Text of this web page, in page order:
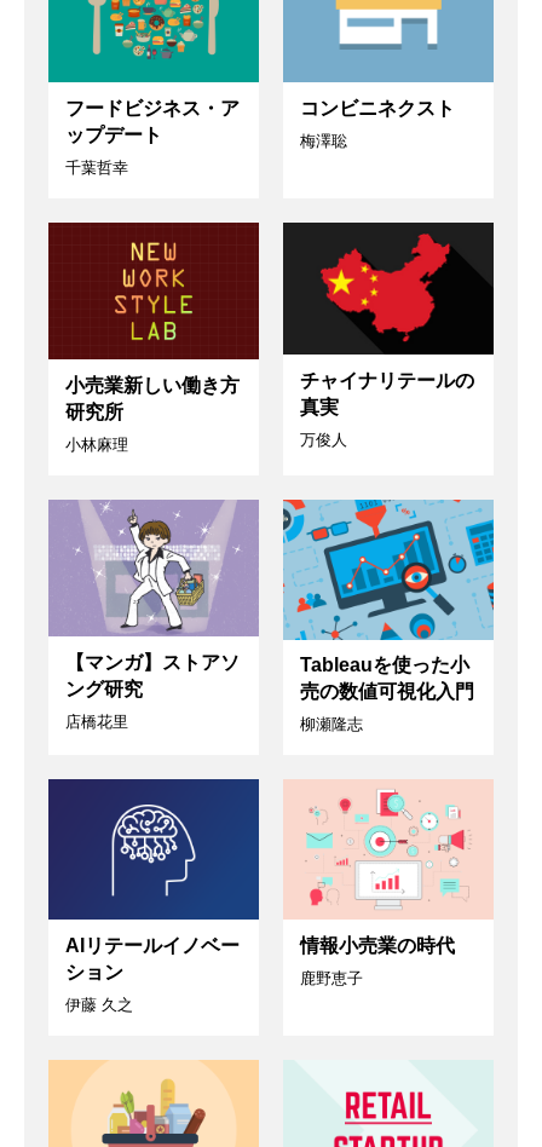
フードビジネス・ア
ップデート
千葉哲幸
コンビニネクスト
梅澤聡
小売業新しい働き方
研究所
小林麻理
チャイナリテールの
真実
万俊人
【マンガ】ストアソ
ング研究
店橋花里
Tableauを使った小
売の数値可視化入門
柳瀬隆志
AIリテールイノベー
ション
伊藤 久之
情報小売業の時代
鹿野恵子